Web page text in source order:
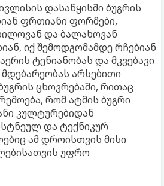
დასაწყისში ბუგრის
ფრთიანი ფორმები,
და ბალახოვან
იქ შემოდგომამდე რჩებიან
ტენიანობას და მკვებავი
არსებითი
ცხოვრებაში, რითაც
რომ ატმის ბუგრი
კულტურებიდან
და ტექნიკურ
ამ დროისთვის მისი
უფრო